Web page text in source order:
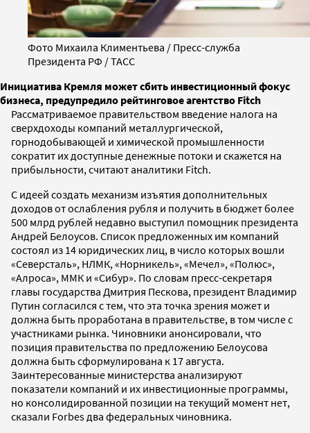
Фото Михаила Климентьева / Пресс-служба
Президента РФ / ТАСС
Инициатива Кремля может сбить инвестиционный фокус
бизнеса, предупредило рейтинговое агентство Fitch
Рассматриваемое правительством введение налога на
сверхдоходы компаний металлургической,
горнодобывающей и химической промышленности
сократит их доступные денежные потоки и скажется на
прибыльности, считают аналитики Fitch.
C идеей создать механизм изъятия дополнительных
доходов от ослабления рубля и получить в бюджет более
500 млрд рублей недавно выступил помощник президента
Андрей Белоусов. Список предложенных им компаний
состоял из 14 юридических лиц, в число которых вошли
«Северсталь», НЛМК, «Норникель», «Мечел», «Полюс»,
«Алроса», ММК и «Сибур». По словам пресс-секретаря
главы государства Дмитрия Пескова, президент Владимир
Путин согласился с тем, что эта точка зрения может и
должна быть проработана в правительстве, в том числе с
участниками рынка. Чиновники анонсировали, что
позиция правительства по предложению Белоусова
должна быть сформулирована к 17 августа.
Заинтересованные министерства анализируют
показатели компаний и их инвестиционные программы,
но консолидированной позиции на текущий момент нет,
cказали Forbes два федеральных чиновника.